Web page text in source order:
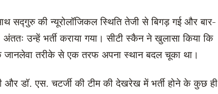
सद्गुरु की न्यूरोलॉजिकल स्थिति तेजी से बिगड़ गई और बार-
उन्हें भर्ती कराया गया। सीटी स्कैन ने खुलासा किया कि
तरीके से एक तरफ अपना स्थान बदल चूका था।
और डॉ. एस. चटर्जी की टीम की देखरेख में भर्ती होने के कुछ ही